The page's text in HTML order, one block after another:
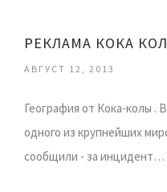
РЕКЛАМА КОКА
АВГУСТ 12, 2013
География от Кока-колы .
одного из крупнейших
сообщили - за инцидент…